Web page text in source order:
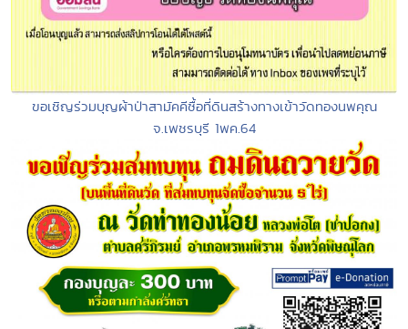
ขอเชิญร่วมบุญผ้าป่าสามัคคีซื้อที่ดินสร้างทางเข้าวัดทองนพคุณ
จ.เพชรบุรี 1พค.64